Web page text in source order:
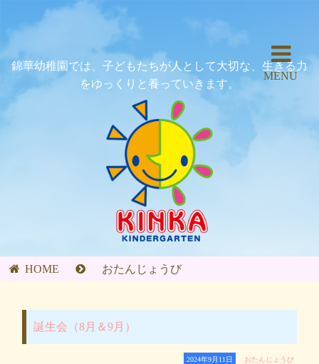
錦華幼稚園では、子どもたちが人として大切な、生きる力
をゆっくりと養っていきます。
MENU
HOME おたんじょうび
誕生会（8月＆9月）
2024年9月11日 おたんじょうび